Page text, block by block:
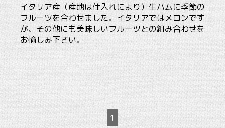
イタリア産（産地は仕入れにより）生ハムに季節の
フルーツを合わせました。イタリアではメロンです
が、その他にも美味しいフルーツとの組み合わせを
お愉しみ下さい。
1